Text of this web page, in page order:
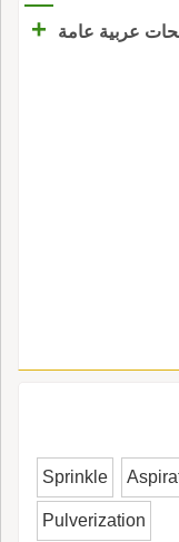
عربية عامة +
Sprinkle
Pulverization